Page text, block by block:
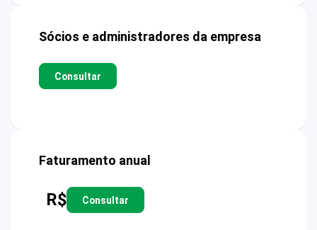
Sócios e administradores da empresa
Consultar
Faturamento anual
R$ Consultar